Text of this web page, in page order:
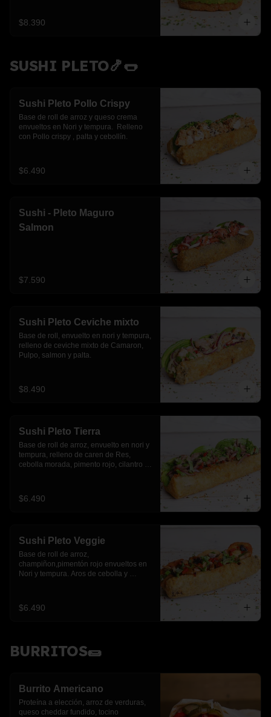
$8.390
SUSHI PLETO🍤🌭
Sushi Pleto Pollo Crispy
Base de roll de arroz y queso crema
envueltos en Nori y tempura.  Relleno
con Pollo crispy , palta y cebollín.
$6.490
Sushi - Pleto Maguro
Salmon
$7.590
Sushi Pleto Ceviche mixto
Base de roll, envuelto en nori y tempura,
relleno de ceviche mixto de Camaron,
Pulpo, salmon y palta.
$8.490
Sushi Pleto Tierra
Base de roll de arroz, envuelto en nori y
tempura, relleno de caren de Res,
cebolla morada, pimento rojo, cilantro y
$6.490
Sushi Pleto Veggie
Base de roll de arroz,
champiñon,pimentón rojo envueltos en
Nori y tempura. Aros de cebolla y
$6.490
BURRITOS🌯
Burrito Americano
Proteína a elección, arroz de verduras,
queso cheddar fundido, tocino